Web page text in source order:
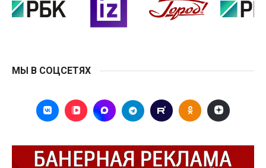
МЫ В СОЦСЕТЯХ